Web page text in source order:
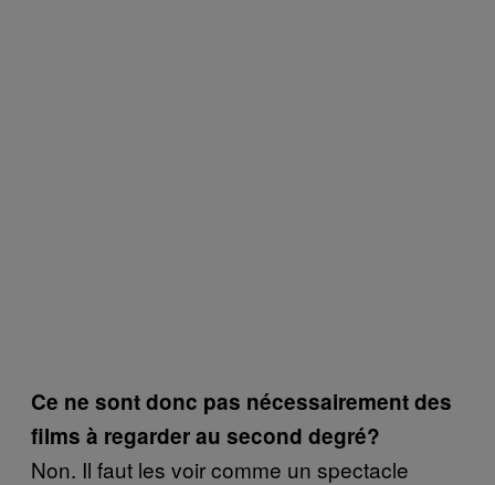
Ce ne sont donc pas nécessairement des
films à regarder au second degré?
Non. Il faut les voir comme un spectacle